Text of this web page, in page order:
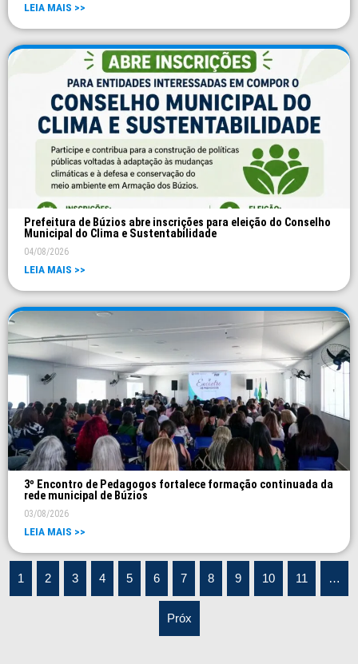
LEIA MAIS >>
Prefeitura de Búzios abre inscrições para eleição do Conselho
Municipal do Clima e Sustentabilidade
04/08/2026
LEIA MAIS >>
3º Encontro de Pedagogos fortalece formação continuada da
rede municipal de Búzios
03/08/2026
LEIA MAIS >>
1 2 3 4 5 6 7 8 9 10 11 …
Próx